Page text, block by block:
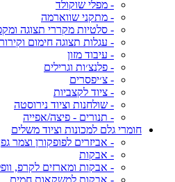
- מפלי שוקולד
- מתקני שווארמה
- סלטיות מקררי תצוגה
- עגלות תצוגה חימום וקירור
- עיבוד מזון
- פלנצ׳ות וגרילים
- צ׳יפסרים
- ציוד לקצביות
- שולחנות וציוד נירוסטה
- תנורים - פיצה/אפייה
חומרי גלם למכונות וציוד משלים
- אביזרים לפופקורן וצמר
- אבקות
- אבקות ומארזים לקרפ,
- אבקות למשקאות חמים